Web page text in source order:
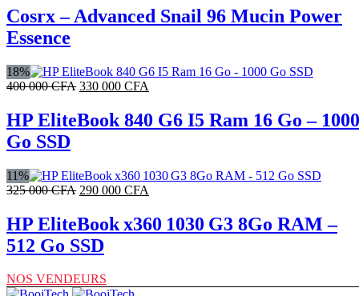
initial
était :
actuel
est :
Cosrx – Advanced Snail 96 Mucin Power
Essence
18%
400 000CFA Le
initial
était :
330 000 CFA
actuel
est :
HP EliteBook 840 G6 I5 Ram 16 Go – 1000
Go SSD
11%
325 000CFA Le
initial
était :
325
290 000 CFA
actuel
est :
HP EliteBook x360 1030 G3 8Go RAM –
512 Go SSD
NOS VENDEURS